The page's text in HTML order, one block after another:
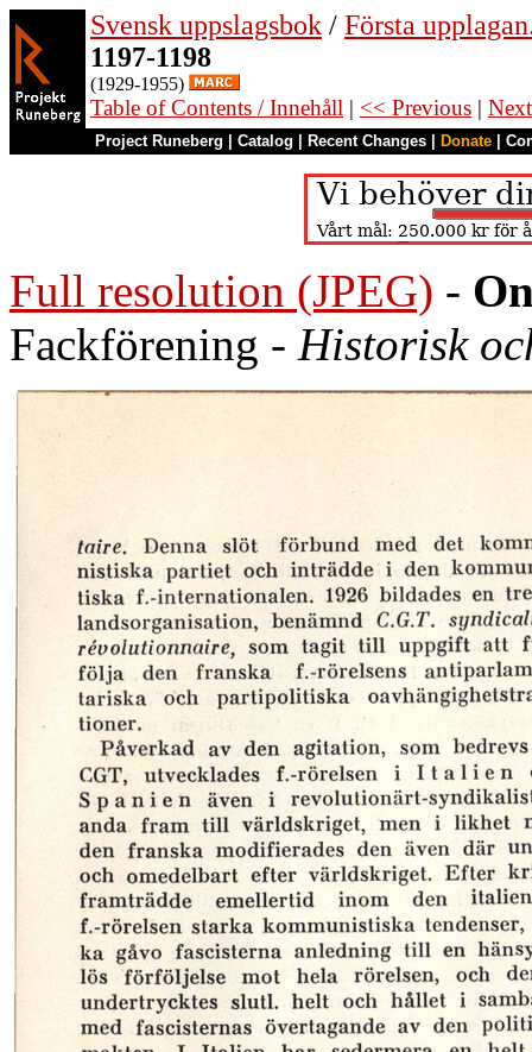
Svensk uppslagsbok / Första
1197-1198
(1929-1955)
Table of Contents / Innehåll | << Previous |
Project Runeberg Catalog Recent Changes Donate
Full resolution (JPEG) -
Fackförening - Historisk